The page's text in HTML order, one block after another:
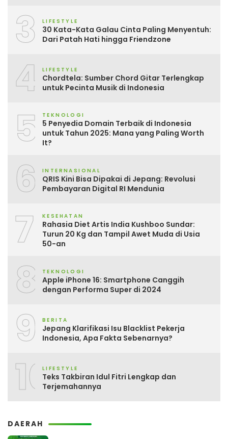
3 LIFESTYLE
30 Kata-Kata Galau Cinta Paling Menyentuh:
Dari Patah Hati hingga Friendzone
4 LIFESTYLE
Chordtela: Sumber Chord Gitar Terlengkap
untuk Pecinta Musik di Indonesia
5 TEKNOLOGI
5 Penyedia Domain Terbaik di Indonesia
untuk Tahun 2025: Mana yang Paling Worth
It?
6 INTERNASIONAL
QRIS Kini Bisa Dipakai di Jepang: Revolusi
Pembayaran Digital RI Mendunia
7 KESEHATAN
Rahasia Diet Artis India Kushboo Sundar:
Turun 20 Kg dan Tampil Awet Muda di Usia
50-an
8 TEKNOLOGI
Apple iPhone 16: Smartphone Canggih
dengan Performa Super di 2024
9 BERITA
Jepang Klarifikasi Isu Blacklist Pekerja
Indonesia, Apa Fakta Sebenarnya?
10LIFESTYLE
Teks Takbiran Idul Fitri Lengkap dan
Terjemahannya
DAERAH